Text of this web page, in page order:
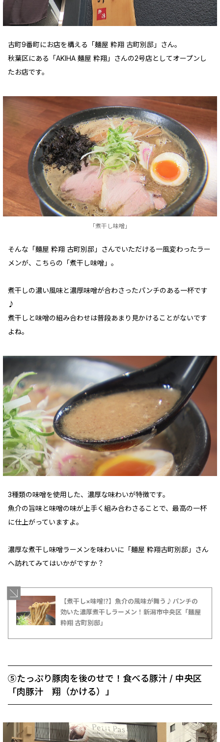
古町9番町にお店を構える「麺屋 粋翔 古町別邸」さん。
秋葉区にある「AKIHA 麺屋 粋翔」さんの2号店としてオープンし
たお店です。
「煮干し味噌」
そんな「麺屋 粋翔 古町別邸」さんでいただける一風変わったラー
メンが、こちらの「煮干し味噌」。
煮干しの濃い風味と濃厚味噌が合わさったパンチのある一杯です
♪
煮干しと味噌の組み合わせは普段あまり見かけることがないです
よね。
3種類の味噌を使用した、濃厚な味わいが特徴です。
魚介の旨味と味噌の味が上手く組み合わさることで、最高の一杯
に仕上がっていますよ。
濃厚な煮干し味噌ラーメンを味わいに「麺屋 粋翔古町別邸」さん
へ訪れてみてはいかがですか？
【煮干し×味噌⁉】魚介の風味が舞う♪パンチの
効いた濃厚煮干しラーメン！新潟市中央区「麺屋
粋翔 古町別邸」
⑤たっぷり豚肉を後のせで！食べる豚汁 / 中央区
「肉豚汁 翔（かける）」